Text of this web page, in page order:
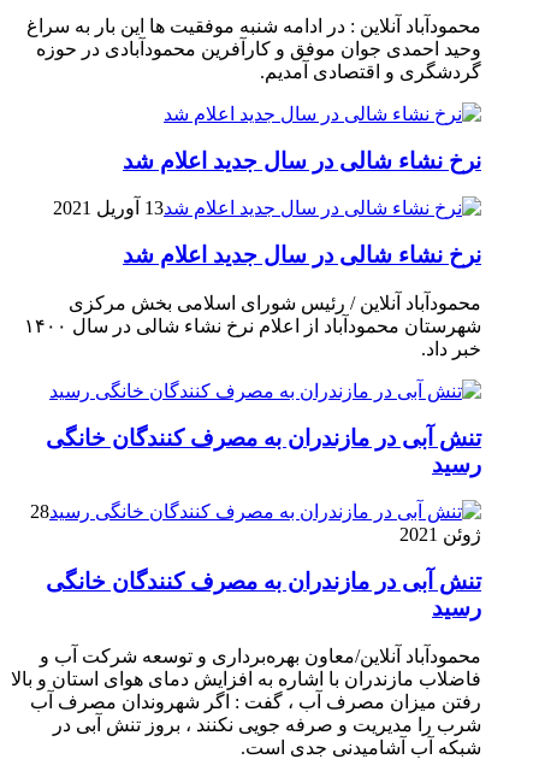
محمودآباد آنلاین : در ادامه شنبه موفقیت ها این بار به سراغ
وحید احمدی جوان موفق و کارآفرین محمودآبادی در حوزه
گردشگری و اقتصادی آمدیم.
نرخ نشاء شالی در سال جدید اعلام شد
13 آوریل 2021
نرخ نشاء شالی در سال جدید اعلام شد
محمودآباد آنلاین / رئیس شورای اسلامی بخش مرکزی
شهرستان محمودآباد از اعلام نرخ نشاء شالی در سال ۱۴۰۰
خبر داد.
تنش آبی در مازندران به مصرف كنندگان خانگی
رسيد
28
ژوئن 2021
تنش آبی در مازندران به مصرف كنندگان خانگی
رسيد
محمودآباد آنلاین/معاون بهره‌برداری و توسعه شرکت آب و
فاضلاب مازندران با اشاره به افزایش دمای هوای استان و بالا
رفتن میزان مصرف آب ، گفت : اگر شهروندان مصرف آب
شرب را مدیریت و صرفه جویی نکنند ، بروز تنش آبی در
شبکه آب آشامیدنی جدی است.